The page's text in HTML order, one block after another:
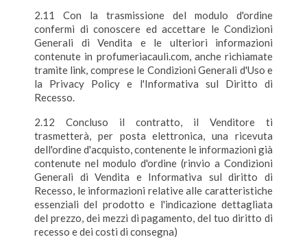
2.11 Con la trasmissione del modulo d'ordine
confermi di conoscere ed accettare le Condizioni
Generali di Vendita e le ulteriori informazioni
contenute in profumeriacauli.com, anche richiamate
tramite link, comprese le Condizioni Generali d'Uso e
la Privacy Policy e l'Informativa sul Diritto di
Recesso.
2.12 Concluso il contratto, il Venditore ti
trasmetterà, per posta elettronica, una ricevuta
dell'ordine d'acquisto, contenente le informazioni già
contenute nel modulo d'ordine (rinvio a Condizioni
Generali di Vendita e Informativa sul diritto di
Recesso, le informazioni relative alle caratteristiche
essenziali del prodotto e l'indicazione dettagliata
del prezzo, dei mezzi di pagamento, del tuo diritto di
recesso e dei costi di consegna)